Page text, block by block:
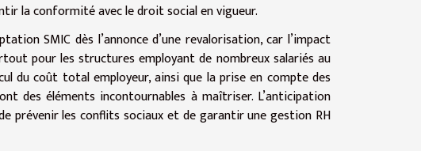
la conformité avec le droit social en vigueur.
SMIC dès l’annonce d’une revalorisation, car l’impact
pour les structures employant de nombreux salariés au
du coût total employeur, ainsi que la prise en compte des
des éléments incontournables à maîtriser. L’anticipation
prévenir les conflits sociaux et de garantir une gestion RH